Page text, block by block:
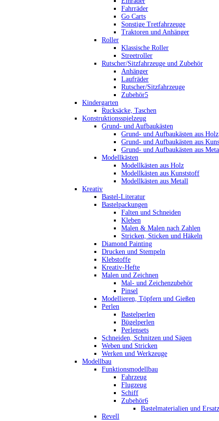
Fahrräder
Go Carts
Sonstige Tretfahrzeuge
Traktoren und Anhänger
Roller
Klassische Roller
Streetroller
Rutscher/Sitzfahrzeuge und Zubehör
Anhänger
Laufräder
Rutscher/Sitzfahrzeuge
Zubehör5
Kindergarten
Rucksäcke, Taschen
Konstruktionsspielzeug
Grund- und Aufbaukästen
Grund- und Aufbaukästen aus Holz
Grund- und Aufbaukästen aus
Grund- und Aufbaukästen aus
Modellkästen
Modellkästen aus Holz
Modellkästen aus Kunststoff
Modellkästen aus Metall
Kreativ
Bastel-Literatur
Bastelpackungen
Falten und Schneiden
Kleben
Malen & Malen nach Zahlen
Stricken, Sticken und Häkeln
Diamond Painting
Drucken und Stempeln
Klebstoffe
Kreativ-Hefte
Malen und Zeichnen
Mal- und Zeichenzubehör
Pinsel
Modellieren, Töpfern und Gießen
Perlen
Bastelperlen
Bügelperlen
Perlensets
Schneiden, Schnitzen und Sägen
Weben und Stricken
Werken und Werkzeuge
Modellbau
Funktionsmodellbau
Fahrzeug
Flugzeug
Schiff
Zubehör6
Bastelmaterialien und
Revell